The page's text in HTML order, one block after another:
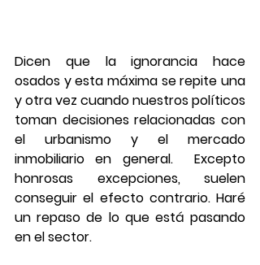
Dicen que la ignorancia hace
osados y esta máxima se repite una
y otra vez cuando nuestros políticos
toman decisiones relacionadas con
el urbanismo y el mercado
inmobiliario en general.  Excepto
honrosas excepciones, suelen
conseguir el efecto contrario. Haré
un repaso de lo que está pasando
en el sector.